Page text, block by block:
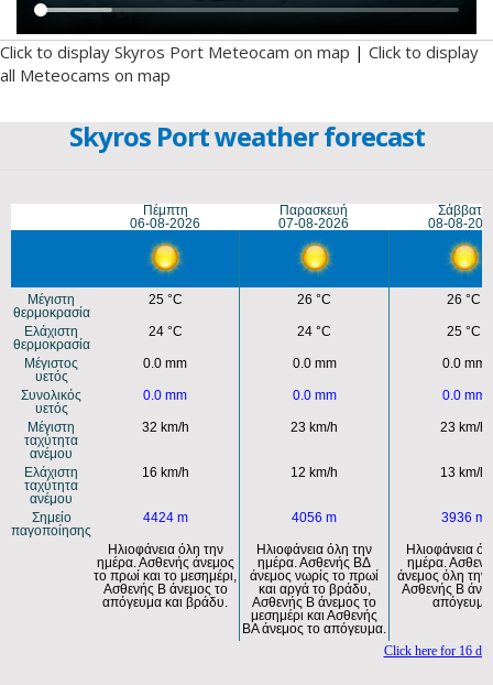
Click to display Skyros Port Meteocam on map | Click to display
all Meteocams on map
Skyros Port weather forecast